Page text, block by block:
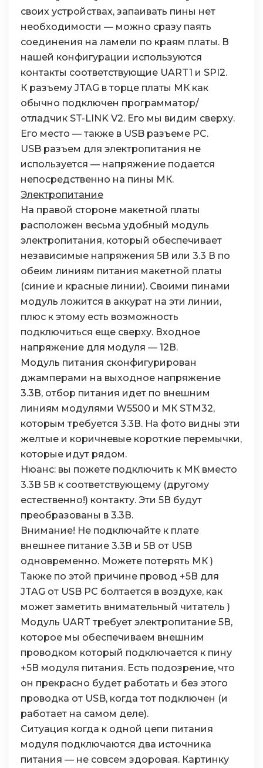
своих устройствах, запаивать пины нет
необходимости — можно сразу паять
соединения на ламели по краям платы. В
нашей конфигурации используются
контакты соответствующие UART1 и SPI2.
К разъему JTAG в торце платы МК как
обычно подключен программатор/
отладчик ST-LINK V2. Его мы видим сверху.
Его место — также в USB разъеме PC.
USB разъем для электропитания не
используется — напряжение подается
непосредственно на пины МК.
Электропитание
На правой стороне макетной платы
расположен весьма удобный модуль
электропитания, который обеспечивает
независимые напряжения 5В или 3.3 В по
обеим линиям питания макетной платы
(синие и красные линии). Своими пинами
модуль ложится в аккурат на эти линии,
плюс к этому есть возможность
подключиться еще сверху. Входное
напряжение для модуля — 12В.
Модуль питания сконфигурирован
джамперами на выходное напряжение
3.3В, отбор питания идет по внешним
линиям модулями W5500 и МК STM32,
которым требуется 3.3В. На фото видны эти
желтые и коричневые короткие перемычки,
которые идут рядом.
Нюанс: вы пожете подключить к МК вместо
3.3В 5В к соответствующему (другому
естественно!) контакту. Эти 5В будут
преобразованы в 3.3В.
Внимание! Не подключайте к плате
внешнее питание 3.3В и 5В от USB
одновременно. Можете потерять МК )
Также по этой причине провод +5В для
JTAG от USB PC болтается в воздухе, как
может заметить внимательный читатель )
Модуль UART требует электропитание 5В,
которое мы обеспечиваем внешним
проводком который подключается к пину
+5В модуля питания. Есть подозрение, что
он прекрасно будет работать и без этого
проводка от USB, когда тот подключен (и
работает на самом деле).
Ситуация когда к одной цепи питания
модуля подключаются два источника
питания — не совсем здоровая. Картинку